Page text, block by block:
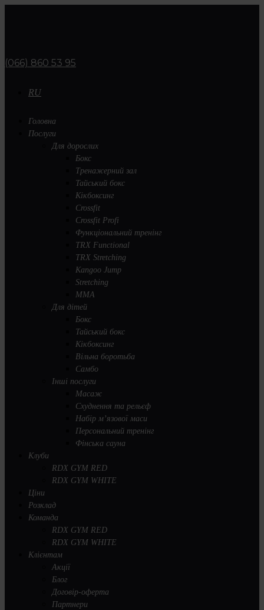
(066) 860 53 95
RU
Головна
Послуги
Для дорослих
Бокс
Тренажерний зал
Тайський бокс
Кікбоксинг
Crossfit
Crossfit Profi
Функціональний тренінг
TRX Functional
TRX Stretching
Kangoo Jump
Stretching
MMA
Для дітей
Бокс
Тайський бокс
Кікбоксинг
Вільна боротьба
Самбо
Інші послуги
Масаж
Схуднення та рельєф
Набір м’язової маси
Персональний тренінг
Фінська сауна
Клуби
RDX GYM RED
RDX GYM WHITE
Ціни
Розклад
Команда
RDX GYM RED
RDX GYM WHITE
Клієнтам
Акції
Блог
Договір-оферта
Партнери